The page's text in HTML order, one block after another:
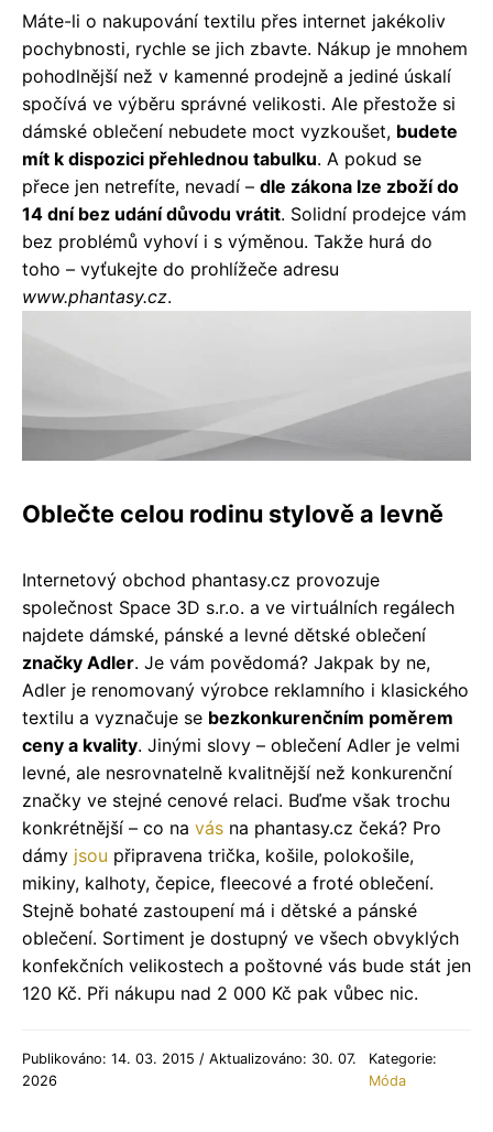
Máte-li o nakupování textilu přes internet jakékoliv
pochybnosti, rychle se jich zbavte. Nákup je mnohem
pohodlnější než v kamenné prodejně a jediné úskalí
spočívá ve výběru správné velikosti. Ale přestože si
dámské oblečení nebudete moct vyzkoušet, budete
mít k dispozici přehlednou tabulku. A pokud se
přece jen netrefíte, nevadí – dle zákona lze zboží do
14 dní bez udání důvodu vrátit. Solidní prodejce vám
bez problémů vyhoví i s výměnou. Takže hurá do
toho – vyťukejte do prohlížeče adresu
www.phantasy.cz.
Oblečte celou rodinu stylově a levně
Internetový obchod phantasy.cz provozuje
společnost Space 3D s.r.o. a ve virtuálních regálech
najdete dámské, pánské a levné dětské oblečení
značky Adler. Je vám povědomá? Jakpak by ne,
Adler je renomovaný výrobce reklamního i klasického
textilu a vyznačuje se bezkonkurenčním poměrem
ceny a kvality. Jinými slovy – oblečení Adler je velmi
levné, ale nesrovnatelně kvalitnější než konkurenční
značky ve stejné cenové relaci. Buďme však trochu
konkrétnější – co na vás na phantasy.cz čeká? Pro
dámy jsou připravena trička, košile, polokošile,
mikiny, kalhoty, čepice, fleecové a froté oblečení.
Stejně bohaté zastoupení má i dětské a pánské
oblečení. Sortiment je dostupný ve všech obvyklých
konfekčních velikostech a poštovné vás bude stát jen
120 Kč. Při nákupu nad 2 000 Kč pak vůbec nic.
Publikováno: 14. 03. 2015 / Aktualizováno: 30. 07.
2026
Kategorie:
Móda